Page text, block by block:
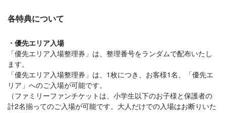
各特典について
・優先エリア入場
「優先エリア入場整理券」は、整理番号をランダムで配布いたし
ます。
「優先エリア入場整理券」は、1枚につき、お客様1名、「優先エ
リア」へのご入場が可能です。
（ファミリーファンチケットは、小学生以下のお子様と保護者の
計2名揃ってのご入場が可能です。大人だけでの入場はお断りいた